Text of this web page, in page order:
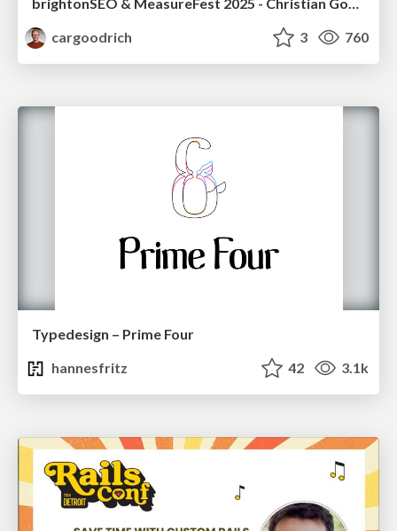
cargoodrich
3 760
Typedesign – Prime Four
hannesfritz
42 3.1k